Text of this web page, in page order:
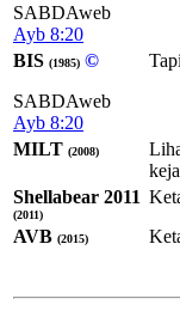
SABDAweb
Ayb 8:20
BIS (1985) ©
SABDAweb
Ayb 8:20
MILT (2008)
Shellabear 2011
(2011)
AVB (2015)